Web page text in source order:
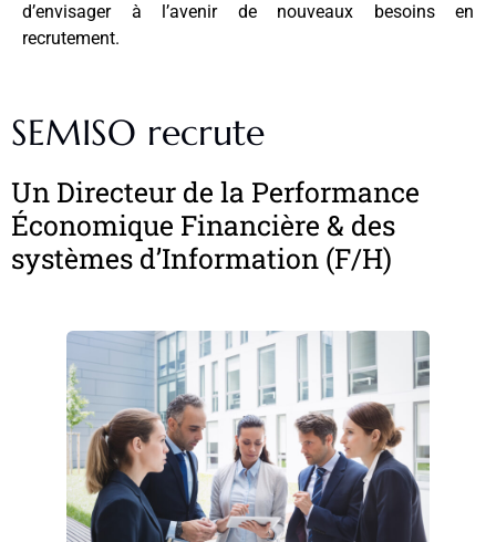
d’envisager à l’avenir de nouveaux besoins en
recrutement.
SEMISO recrute
Un Directeur de la Performance
Économique Financière & des
systèmes d’Information (F/H)